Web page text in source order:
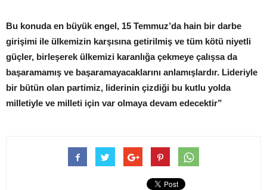
Bu konuda en büyük engel, 15 Temmuz’da hain bir darbe
girişimi ile ülkemizin karşısına getirilmiş ve tüm kötü niyetli
güçler, birleşerek ülkemizi karanlığa çekmeye çalışsa da
başaramamış ve başaramayacaklarını anlamışlardır. Lideriyle
bir bütün olan partimiz, liderinin çizdiği bu kutlu yolda
milletiyle ve milleti için var olmaya devam edecektir”